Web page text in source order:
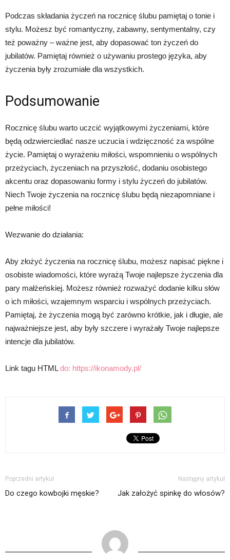
Podczas składania życzeń na rocznicę ślubu pamiętaj o tonie i
stylu. Możesz być romantyczny, zabawny, sentymentalny, czy
też poważny – ważne jest, aby dopasować ton życzeń do
jubilatów. Pamiętaj również o używaniu prostego języka, aby
życzenia były zrozumiałe dla wszystkich.
Podsumowanie
Rocznicę ślubu warto uczcić wyjątkowymi życzeniami, które
będą odzwierciedlać nasze uczucia i wdzięczność za wspólne
życie. Pamiętaj o wyrażeniu miłości, wspomnieniu o wspólnych
przeżyciach, życzeniach na przyszłość, dodaniu osobistego
akcentu oraz dopasowaniu formy i stylu życzeń do jubilatów.
Niech Twoje życzenia na rocznicę ślubu będą niezapomniane i
pełne miłości!
Wezwanie do działania:
Aby złożyć życzenia na rocznicę ślubu, możesz napisać piękne i
osobiste wiadomości, które wyrażą Twoje najlepsze życzenia dla
pary małżeńskiej. Możesz również rozważyć dodanie kilku słów
o ich miłości, wzajemnym wsparciu i wspólnych przeżyciach.
Pamiętaj, że życzenia mogą być zarówno krótkie, jak i długie, ale
najważniejsze jest, aby były szczere i wyrażały Twoje najlepsze
intencje dla jubilatów.
Link tagu HTMLdo: https://ikonamody.pl/
Poprzedni artykuł
Do czego kowbojki męskie?
Następny artykuł
Jak założyć spinkę do włosów?